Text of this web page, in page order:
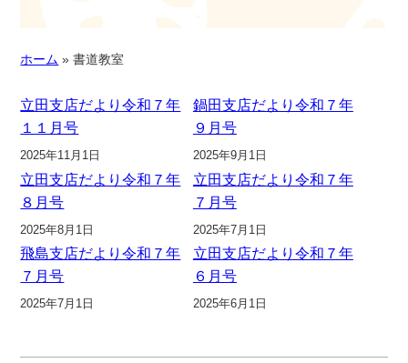
ホーム » 書道教室
立田支店だより令和７年
１１月号
2025年11月1日
鍋田支店だより令和７年
９月号
2025年9月1日
立田支店だより令和７年
８月号
2025年8月1日
立田支店だより令和７年
７月号
2025年7月1日
飛島支店だより令和７年
７月号
2025年7月1日
立田支店だより令和７年
６月号
2025年6月1日